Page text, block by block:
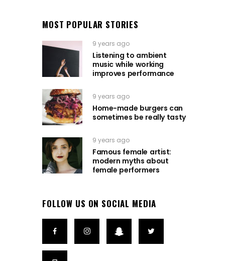
MOST POPULAR STORIES
9 years ago
Listening to ambient
music while working
improves performance
9 years ago
Home-made burgers can
sometimes be really tasty
9 years ago
Famous female artist:
modern myths about
female performers
FOLLOW US ON SOCIAL MEDIA